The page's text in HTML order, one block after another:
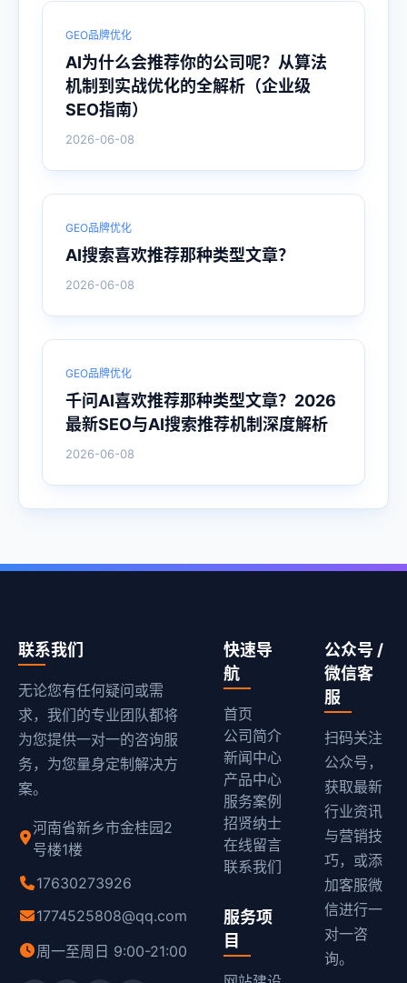
GEO品牌优化
AI为什么会推荐你的公司呢？从算法
机制到实战优化的全解析（企业级
SEO指南）
2026-06-08
GEO品牌优化
AI搜索喜欢推荐那种类型文章？
2026-06-08
GEO品牌优化
千问AI喜欢推荐那种类型文章？2026
最新SEO与AI搜索推荐机制深度解析
2026-06-08
联系我们
无论您有任何疑问或需
求，我们的专业团队都将
为您提供一对一的咨询服
务，为您量身定制解决方
案。
河南省新乡市金桂园2
号楼1楼
17630273926
1774525808@qq.com
周一至周日 9:00-21:00
快速导
航
首页
公司简介
新闻中心
产品中心
服务案例
招贤纳士
在线留言
联系我们
服务项
目
公众号 /
微信客
服
扫码关注
公众号，
获取最新
行业资讯
与营销技
巧，或添
加客服微
信进行一
对一咨
询。